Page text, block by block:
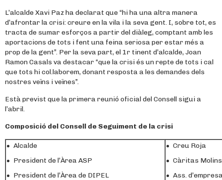
L’alcalde Xavi Paz ha declarat que “hi ha una altra manera
d’afrontar la crisi: creure en la vila i la seva gent. I, sobre tot, es
tracta de sumar esforços a partir del diàleg, comptant amb les
aportacions de tots i fent una feina seriosa per estar més a
prop de la gent”. Per la seva part, el 1r tinent d’alcalde, Joan
Ramon Casals va destacar “que la crisi és un repte de tots i cal
que tots hi col.laborem, donant resposta a les demandes dels
nostres veïns i veïnes”.
Està previst que la primera reunió oficial del Consell sigui a
l’abril.
Composició del Consell de Seguiment de la crisi
Alcalde
President de l’Àrea ASP
President de l’Àrea de DIPEL
Creu Roja
Càritas Molins
Ass.